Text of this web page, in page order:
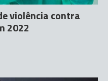
violência contra
2022